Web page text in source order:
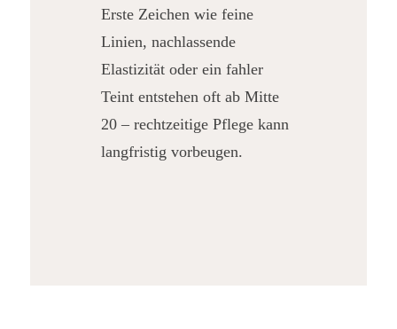
Erste Zeichen wie feine
Linien, nachlassende
Elastizität oder ein fahler
Teint entstehen oft ab Mitte
20 – rechtzeitige Pflege kann
langfristig vorbeugen.